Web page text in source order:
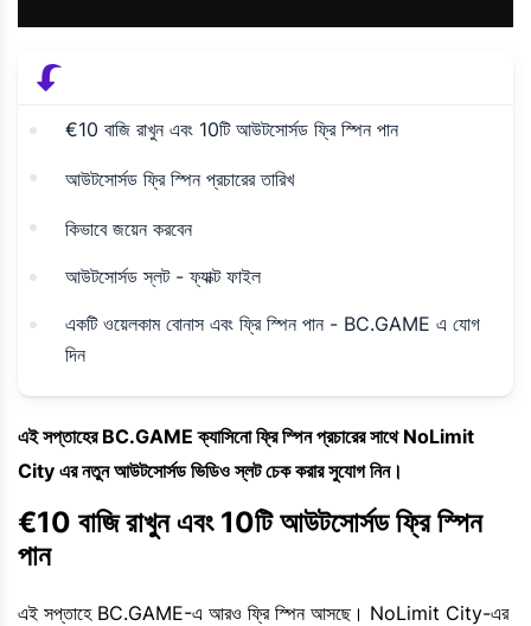
€10 বাজি রাখুন এবং 10টি আউটসোর্সড ফ্রি স্পিন পান
আউটসোর্সড ফ্রি স্পিন প্রচারের তারিখ
কিভাবে জয়েন করবেন
আউটসোর্সড স্লট - ফ্যাক্ট ফাইল
একটি ওয়েলকাম বোনাস এবং ফ্রি স্পিন পান - BC.GAME এ যোগ
দিন
এই সপ্তাহের BC.GAME ক্যাসিনো ফ্রি স্পিন প্রচারের সাথে NoLimit
City এর নতুন আউটসোর্সড ভিডিও স্লট চেক করার সুযোগ নিন।
€10 বাজি রাখুন এবং 10টি আউটসোর্সড ফ্রি স্পিন
পান
এই সপ্তাহে BC.GAME-এ আরও ফ্রি স্পিন আসছে। NoLimit City-এর